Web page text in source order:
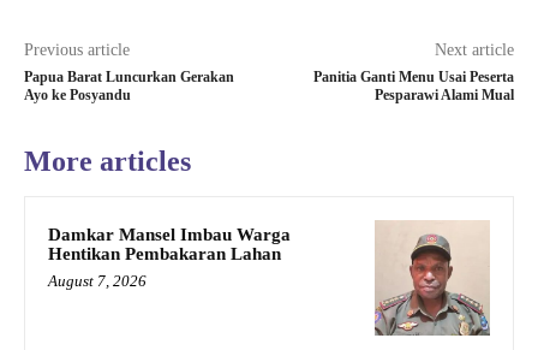
Previous article
Papua Barat Luncurkan Gerakan
Ayo ke Posyandu
Next article
Panitia Ganti Menu Usai Peserta
Pesparawi Alami Mual
More articles
Damkar Mansel Imbau Warga
Hentikan Pembakaran Lahan
August 7, 2026